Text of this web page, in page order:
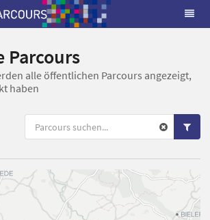
Parcours
alle öffentlichen Parcours angezeigt,
haben